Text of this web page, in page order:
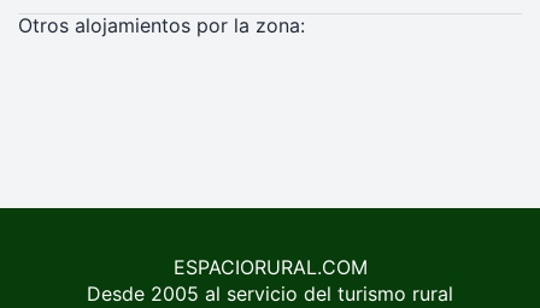
Otros alojamientos por la zona:
ESPACIORURAL.COM
Desde 2005 al servicio del turismo rural